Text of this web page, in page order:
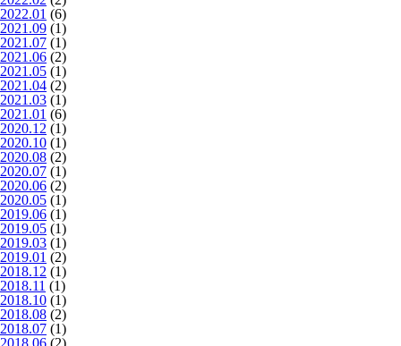
2022.01 (6)
2021.09 (1)
2021.07 (1)
2021.06 (2)
2021.05 (1)
2021.04 (2)
2021.03 (1)
2021.01 (6)
2020.12 (1)
2020.10 (1)
2020.08 (2)
2020.07 (1)
2020.06 (2)
2020.05 (1)
2019.06 (1)
2019.05 (1)
2019.03 (1)
2019.01 (2)
2018.12 (1)
2018.11 (1)
2018.10 (1)
2018.08 (2)
2018.07 (1)
2018.06 (2)